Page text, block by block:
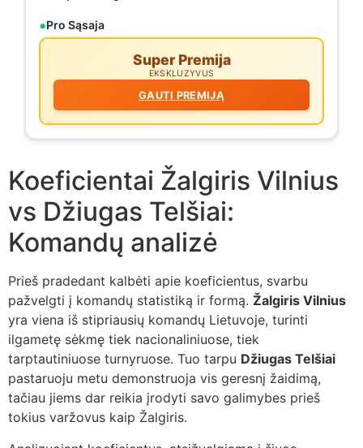
Pro Sąsaja
Super Premija
EKSKLUZYVUS
GAUTI PREMIJĄ
Koeficientai Žalgiris Vilnius
vs Džiugas Telšiai:
Komandų analizė
Prieš pradedant kalbėti apie koeficientus, svarbu
pažvelgti į komandų statistiką ir formą. Žalgiris Vilnius
yra viena iš stipriausių komandų Lietuvoje, turinti
ilgametę sėkmę tiek nacionaliniuose, tiek
tarptautiniuose turnyruose. Tuo tarpu Džiugas Telšiai
pastaruoju metu demonstruoja vis geresnį žaidimą,
tačiau jiems dar reikia įrodyti savo galimybes prieš
tokius varžovus kaip Žalgiris.